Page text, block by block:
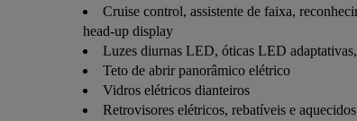
Cruise control, assistente de faixa,
head-up display
Luzes diurnas LED, óticas LED
Teto de abrir panorâmico elétrico
Vidros elétricos dianteiros
Retrovisores elétricos, rebatíveis e